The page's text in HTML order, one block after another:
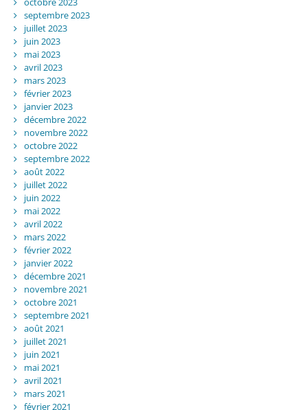
septembre 2023
juillet 2023
juin 2023
mai 2023
avril 2023
mars 2023
février 2023
janvier 2023
décembre 2022
novembre 2022
octobre 2022
septembre 2022
août 2022
juillet 2022
juin 2022
mai 2022
avril 2022
mars 2022
février 2022
janvier 2022
décembre 2021
novembre 2021
octobre 2021
septembre 2021
août 2021
juillet 2021
juin 2021
mai 2021
avril 2021
mars 2021
février 2021